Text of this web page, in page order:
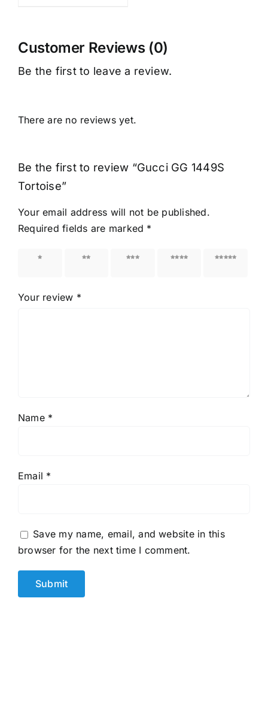
Customer Reviews (0)
Be the first to leave a review.
There are no reviews yet.
Be the first to review “Gucci GG 1449S
Tortoise”
Your email address will not be published.
Required fields are marked *
1 of 5
2 of 5
3 of 5
4 of 5
5 of 5
Your review *
Name *
Email *
Save my name, email, and website in this
browser for the next time I comment.